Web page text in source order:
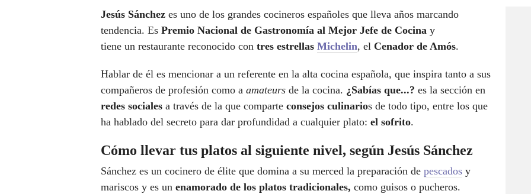
Jesús Sánchez es uno de los grandes cocineros españoles que lleva años marcando
tendencia. Es Premio Nacional de Gastronomía al Mejor Jefe de Cocina y
tiene un restaurante reconocido con tres estrellas Michelin, el Cenador de Amós.
Hablar de él es mencionar a un referente en la alta cocina española, que inspira tanto a sus
compañeros de profesión como a amateurs de la cocina. ¿Sabías que...? es la sección en
redes sociales a través de la que comparte consejos culinarios de todo tipo, entre los que
ha hablado del secreto para dar profundidad a cualquier plato: el sofrito.
Cómo llevar tus platos al siguiente nivel, según Jesús Sánchez
Sánchez es un cocinero de élite que domina a su merced la preparación de pescados y
mariscos y es un enamorado de los platos tradicionales, como guisos o pucheros.